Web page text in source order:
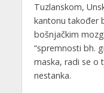
Tuzlanskom,
kantonu također
bošnjačkim
“spremnosti bh.
maska, radi se o
nestanka.